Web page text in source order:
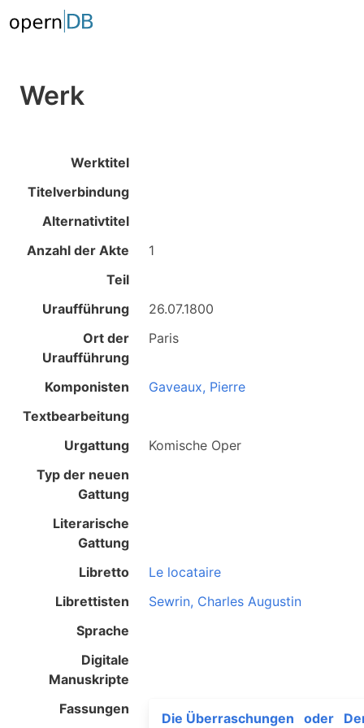
Werk
Werktitel
Titelverbindung
Alternativtitel
Anzahl der Akte
1
Teil
Uraufführung
26.07.1800
Ort der
Uraufführung
Paris
Komponisten
Gaveaux, Pierre
Textbearbeitung
Urgattung
Komische Oper
Typ der neuen
Gattung
Literarische
Gattung
Libretto
Le locataire
Librettisten
Sewrin, Charles Augustin
Sprache
Digitale
Manuskripte
Fassungen
Die Überraschungen oder